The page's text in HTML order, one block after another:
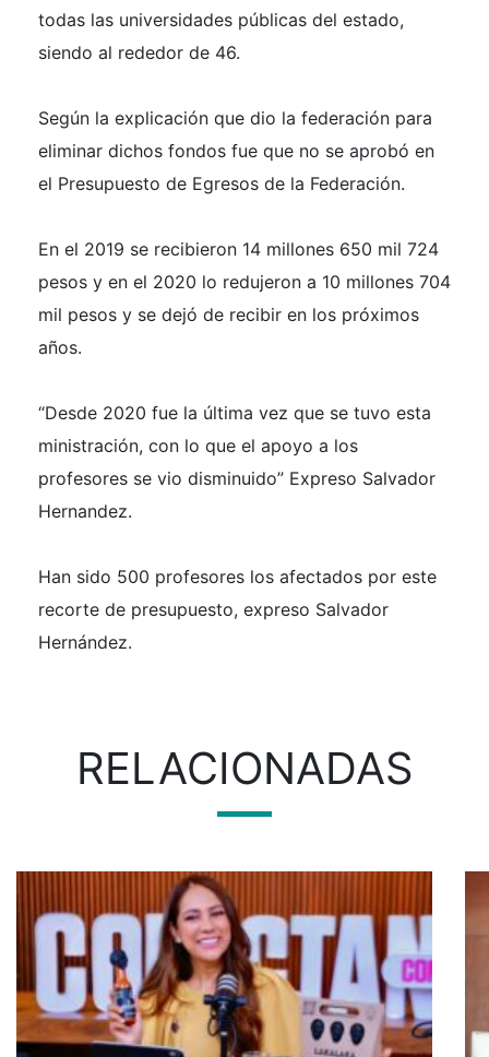
todas las universidades públicas del estado,
siendo al rededor de 46.
Según la explicación que dio la federación para
eliminar dichos fondos fue que no se aprobó en
el Presupuesto de Egresos de la Federación.
En el 2019 se recibieron 14 millones 650 mil 724
pesos y en el 2020 lo redujeron a 10 millones 704
mil pesos y se dejó de recibir en los próximos
años.
“Desde 2020 fue la última vez que se tuvo esta
ministración, con lo que el apoyo a los
profesores se vio disminuido” Expreso Salvador
Hernandez.
Han sido 500 profesores los afectados por este
recorte de presupuesto, expreso Salvador
Hernández.
RELACIONADAS